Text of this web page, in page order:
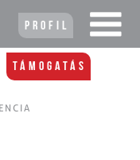
Profil
Támogatás